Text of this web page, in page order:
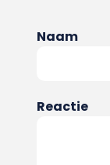
Naam
Reactie